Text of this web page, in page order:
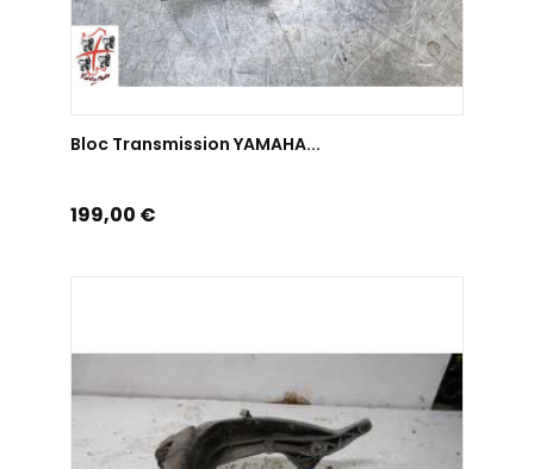
Bloc Transmission YAMAHA...
Prix
199,00 €